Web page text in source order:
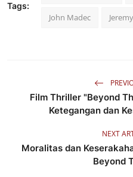
Tags:
John Madec
Film Thriller "Beyond
Ketegangan dan
NEXT
Moralitas dan
Beyond